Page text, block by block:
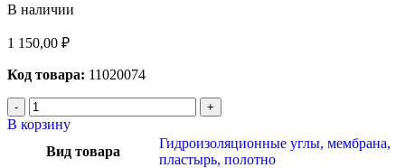
В наличии
1 150,00 ₽
Код товара: 11020074
В корзину
Вид товара
Гидроизоляционные углы, мембрана,
пластырь, полотно